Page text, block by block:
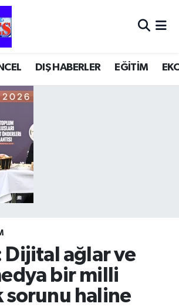
DIŞ HABERLER EĞİTİM
Dijital ağlar ve
bir milli
sorunu haline